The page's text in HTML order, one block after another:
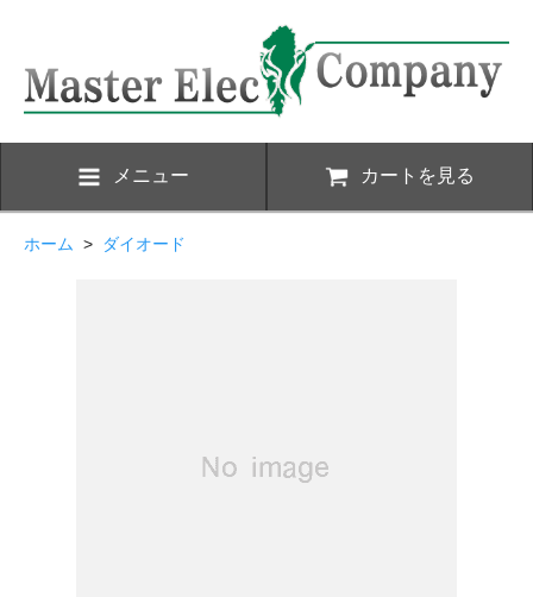
メニュー カートを見る
ホーム > ダイオード